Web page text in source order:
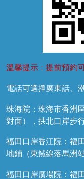
溫馨提示：提前預約
電話可選擇廣東話、
珠海院：珠海市香洲
對面），拱北口岸步
福田口岸香江院：福
地鋪（東鐵線落馬洲
福田口岸廣場院：福